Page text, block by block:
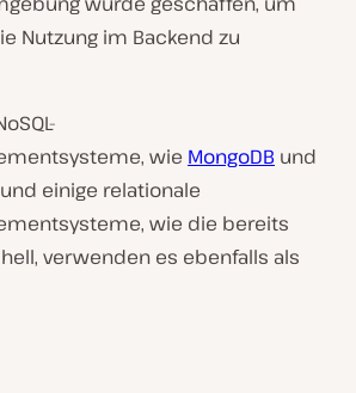
Nutzung im Backend zu
wie MongoDB und
einige relationale
wie die bereits
verwenden es ebenfalls als